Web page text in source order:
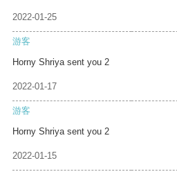
2022-01-25
游客
Horny Shriya sent you 2
2022-01-17
游客
Horny Shriya sent you 2
2022-01-15